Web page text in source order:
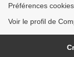
Préférences cookies
Voir le profil de